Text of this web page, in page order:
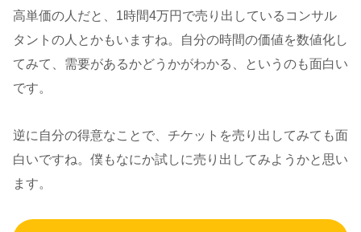
高単価の人だと、1時間4万円で売り出しているコンサル
タントの人とかもいますね。自分の時間の価値を数値化し
てみて、需要があるかどうかがわかる、というのも面白い
です。
逆に自分の得意なことで、チケットを売り出してみても面
白いですね。僕もなにか試しに売り出してみようかと思い
ます。